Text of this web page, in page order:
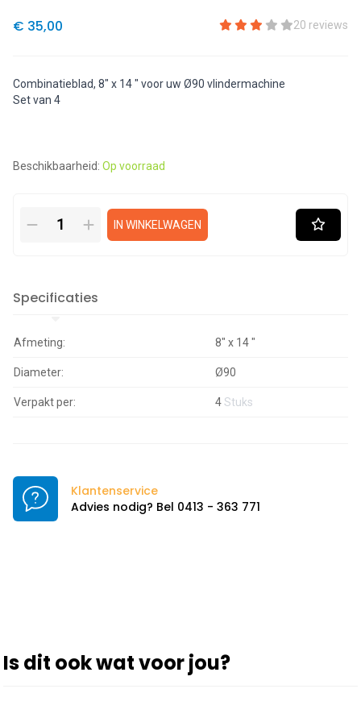
€ 35,00 20 reviews
Combinatieblad, 8" x 14 " voor uw Ø90 vlindermachine
Set van 4
Beschikbaarheid: Op voorraad
IN WINKELWAGEN
Specificaties
Afmeting: 8" x 14 "
Diameter: Ø90
Verpakt per: 4Stuks
Klantenservice
Advies nodig? Bel 0413 - 363 771
Is dit ook wat voor jou?